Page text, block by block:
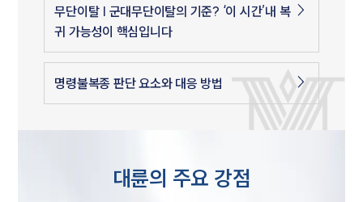
무단이탈 | 군대무단이탈의 기준? ‘이 시간’내 복
귀 가능성이 핵심입니다
명령불복종 판단 요소와 대응 방법
대륜의 주요 강점